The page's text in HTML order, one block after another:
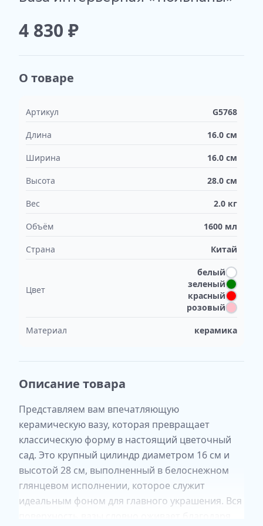
4 830 ₽
О товаре
Артикул G5768
Длина 16.0 см
Ширина 16.0 см
Высота 28.0 см
Вес 2.0 кг
Объём 1600 мл
Страна Китай
Цвет
белый
зеленый
красный
розовый
Материал керамика
Описание товара
Представляем вам впечатляющую
керамическую вазу, которая превращает
классическую форму в настоящий цветочный
сад. Это крупный цилиндр диаметром 16 см и
высотой 28 см, выполненный в белоснежном
глянцевом исполнении, которое служит
идеальным фоном для главного украшения. Вся